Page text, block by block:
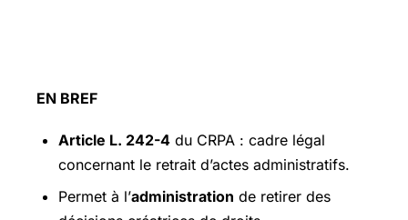
EN BREF
Article L. 242-4 du CRPA : cadre légal
concernant le retrait d’actes administratifs.
Permet à l’administration de retirer des